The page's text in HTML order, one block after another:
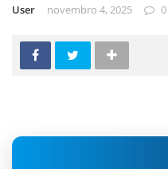
User novembro 4, 2025 0